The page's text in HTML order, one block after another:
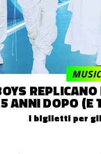
riservati.
€10.000,00 i.v.
ANNI DOPO (E
I biglietti per